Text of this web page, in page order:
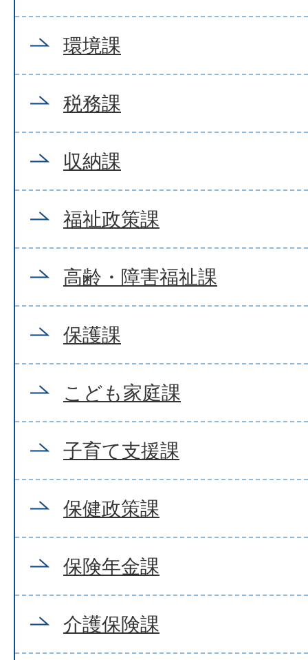
環境課
税務課
収納課
福祉政策課
高齢・障害福祉課
保護課
こども家庭課
子育て支援課
保健政策課
保険年金課
介護保険課